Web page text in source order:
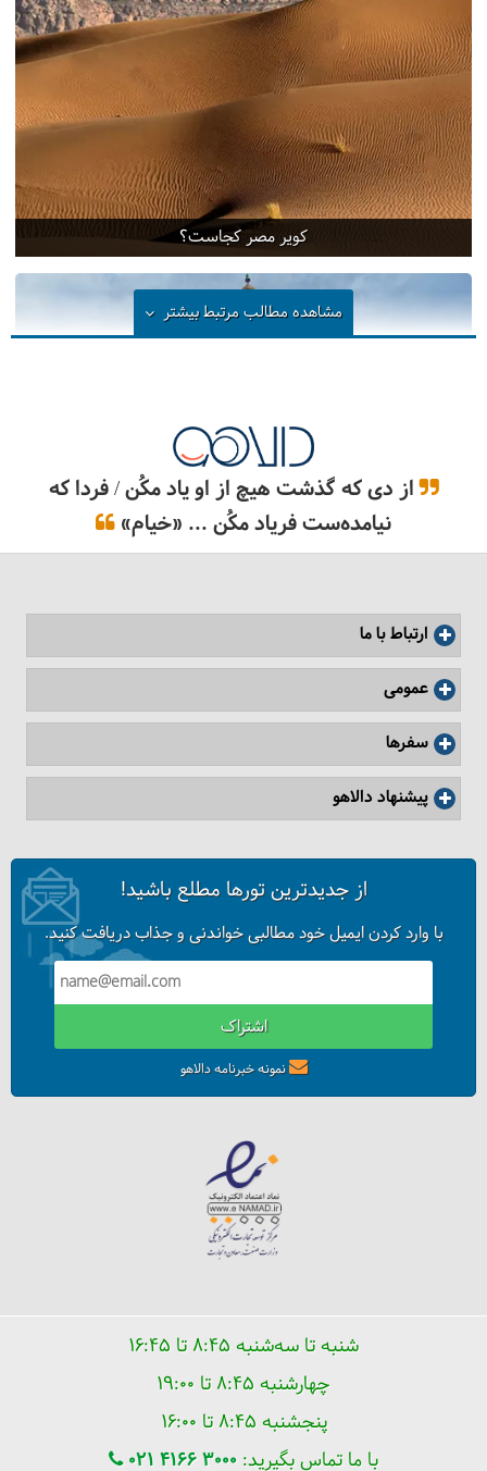
کویر مصر کجاست؟
گزارش تصویری کویر مصر
مشاهده مطالب مرتبطبیشتر
از دی که گذشت هیچ از او یاد مکُن / فردا که
نیامده‌ست فریاد مکُن ... «خیام»
ارتباط با ما
عمومی
سفرها
پیشنهاد دالاهو
از جدیدترین تورها مطلع باشید!
با وارد کردن ایمیل خود مطالبی خواندنی و جذاب دریافت کنید.
اشتراک
نمونه خبرنامه دالاهو
شنبه تا سه‌شنبه ۸:۴۵ تا ۱۶:۴۵
چهارشنبه ۸:۴۵ تا ۱۹:۰۰
پنجشنبه ۸:۴۵ تا ۱۶:۰۰
با ما تماس بگیرید: 021 4166 3000